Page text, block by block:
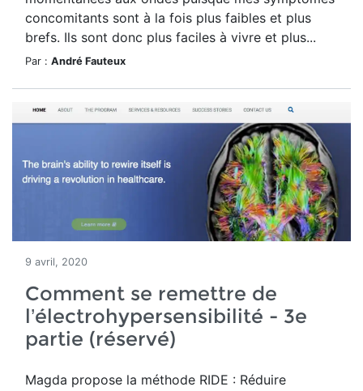
concomitants sont à la fois plus faibles et plus
brefs. Ils sont donc plus faciles à vivre et plus...
Par : André Fauteux
9 avril, 2020
Comment se remettre de
l’électrohypersensibilité - 3e
partie (réservé)
Magda propose la méthode RIDE : Réduire